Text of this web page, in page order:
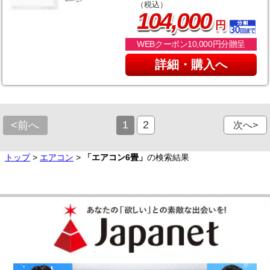
（税込）
104,000円
WEBクーポン10,000円分贈呈
詳細・購入へ
<前へ 1 2 次へ>
トップ> エアコン > 「エアコン6畳」 の検索結果